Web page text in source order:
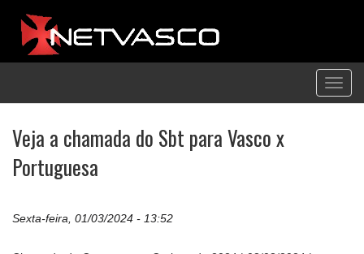
Veja a chamada do Sbt para Vasco x
Portuguesa
Sexta-feira, 01/03/2024 - 13:52